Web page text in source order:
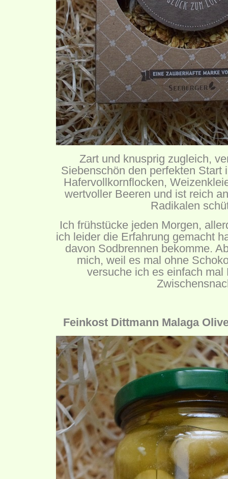
Zart und knusprig zugleich,
Siebenschön den perfekten Start
Hafervollkornflocken,
wertvoller Beeren und ist reich
Radikalen
Ich frühstücke jeden Morgen,
ich leider die Erfahrung gemacht
davon Sodbrennen bekomme.
mich, weil es mal ohne
versuche ich es einfach mal
Feinkost Dittmann Malaga